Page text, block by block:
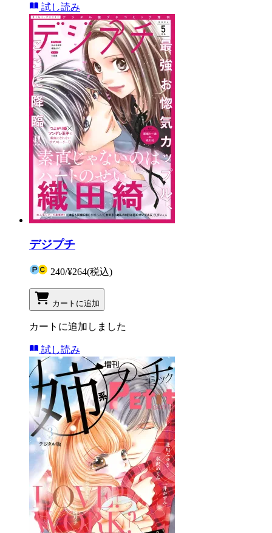
試し読み
デジプチ
240/¥264(税込)
カートに追加
カートに追加しました
試し読み